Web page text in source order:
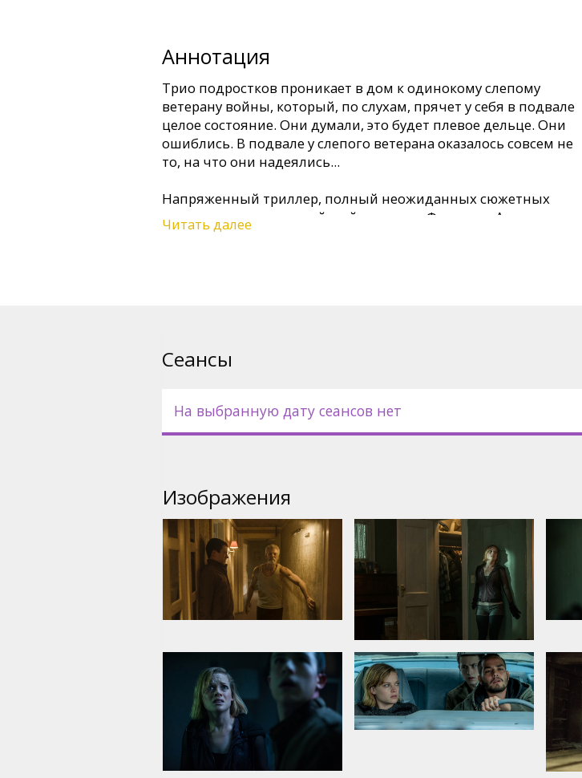
Аннотация
Трио подростков проникает в дом к одинокому слепому
ветерану войны, который, по слухам, прячет у себя в подвале
целое состояние. Они думали, это будет плевое дельце. Они
ошиблись. В подвале у слепого ветерана оказалось совсем не
то, на что они надеялись...
Напряженный триллер, полный неожиданных сюжетных
поворотов, снял уругвайский режиссер Федерико Альварес,
удачно дебютировавший в Голливуде римейком классического
Читать далее
Сеансы
На выбранную дату сеансов нет
Изображения